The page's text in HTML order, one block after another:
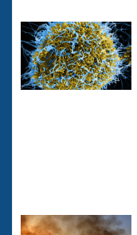
o
n
e
i